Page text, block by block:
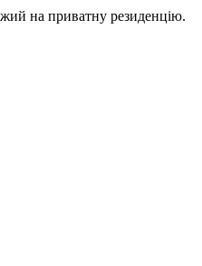
на приватну резиденцію.